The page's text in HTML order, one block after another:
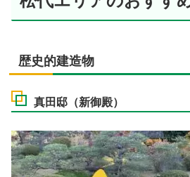
歴史的建造物
真田邸（新御殿）